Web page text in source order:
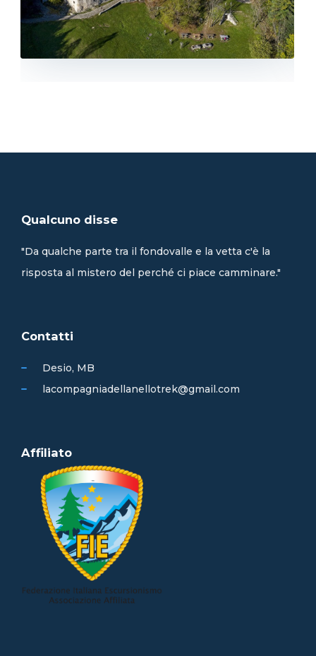
Qualcuno disse
"Da qualche parte tra il fondovalle e la vetta c'è la
risposta al mistero del perché ci piace camminare."
Contatti
Desio, MB
lacompagniadellanellotrek@gmail.com
Affiliato